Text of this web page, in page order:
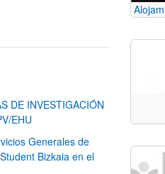
DE INVESTIGACIÓN
EHU
Generales de
Bizkaia en el